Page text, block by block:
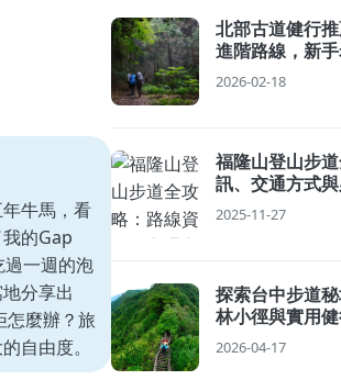
牛馬，看
的Gap
一週的泡
分享出
怎麼辦？旅
自由度。
北部古道健行
進階路線，新
2026-02-18
福隆山登山步
訊、交通方式
2025-11-27
探索台中步道
林小徑與實用
2026-04-17